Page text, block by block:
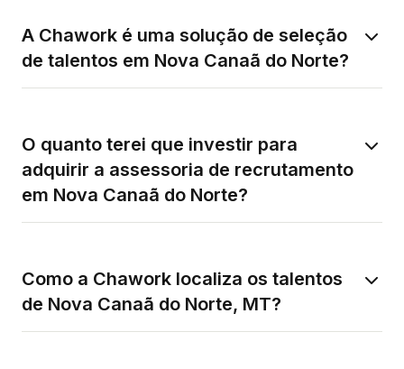
A Chawork é uma solução de seleção
de talentos em Nova Canaã do Norte?
O quanto terei que investir para
adquirir a assessoria de recrutamento
em Nova Canaã do Norte?
Como a Chawork localiza os talentos
de Nova Canaã do Norte, MT?